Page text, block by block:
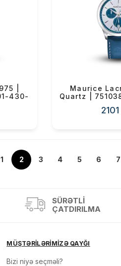
|
430-
Maurice
Quartz |
2101
1 2 3 4 5 6 7
SÜRƏTLI
ÇATDIRILMA
MÜŞTƏRİLƏRİMİZƏ QAYĞI
Bizi niyə seçməli?